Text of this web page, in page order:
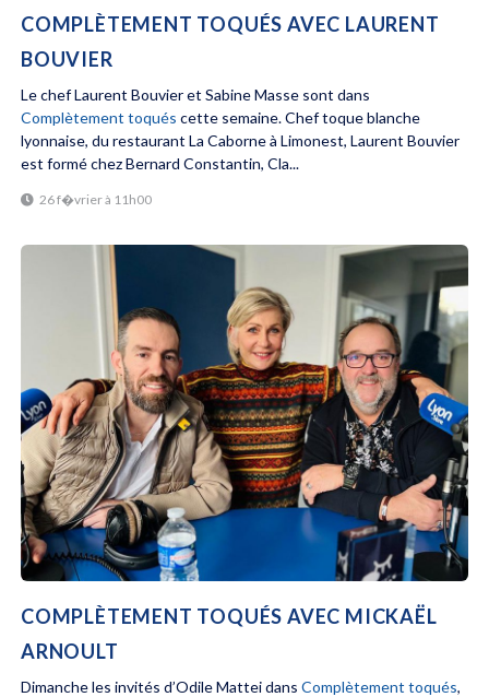
COMPLÈTEMENT TOQUÉS AVEC LAURENT
BOUVIER
Le chef Laurent Bouvier et Sabine Masse sont dans
Complètement toqués cette semaine. Chef toque blanche
lyonnaise, du restaurant La Caborne à Limonest, Laurent Bouvier
est formé chez Bernard Constantin, Cla...
26 f�vrier à 11h00
COMPLÈTEMENT TOQUÉS AVEC MICKAËL
ARNOULT
Dimanche les invités d’Odile Mattei dans Complètement toqués,